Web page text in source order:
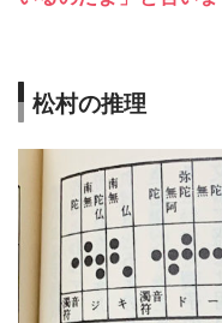
松村の推理